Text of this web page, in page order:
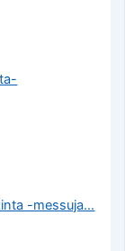
-messuja…